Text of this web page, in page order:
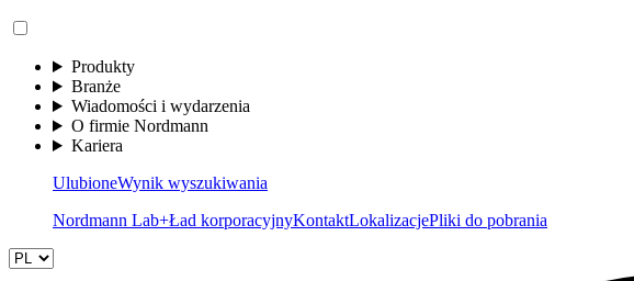
Produkty
Branże
Wiadomości i wydarzenia
O firmie Nordmann
Kariera
UlubioneWynik wyszukiwania
Nordmann Lab+Ład korporacyjnyKontaktLokalizacjePliki do pobrania